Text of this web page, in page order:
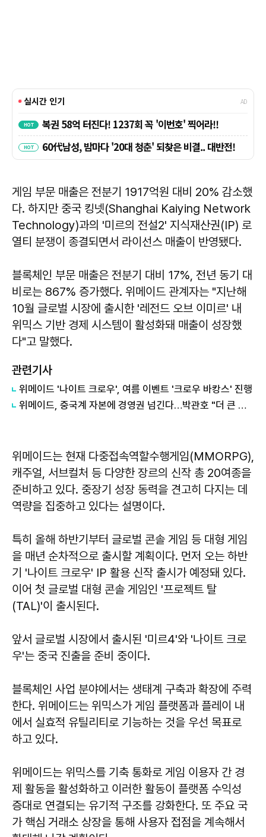
게임 부문 매출은 전분기 1917억원 대비 20% 감소했
다. 하지만 중국 킹넷(Shanghai Kaiying Network
Technology)과의 '미르의 전설2' 지식재산권(IP) 로
열티 분쟁이 종결되면서 라이선스 매출이 반영됐다.
블록체인 부문 매출은 전분기 대비 17%, 전년 동기 대
비로는 867% 증가했다. 위메이드 관계자는 "지난해
10월 글로벌 시장에 출시한 '레전드 오브 이미르' 내
위믹스 기반 경제 시스템이 활성화돼 매출이 성장했
다"고 말했다.
관련기사
위메이드 '나이트 크로우', 여름 이벤트 '크로우 바캉스' 진행
위메이드, 중국계 자본에 경영권 넘긴다…박관호 "더 큰 시장으로 나아갈 때"
위메이드는 현재 다중접속역할수행게임(MMORPG),
캐주얼, 서브컬처 등 다양한 장르의 신작 총 20여종을
준비하고 있다. 중장기 성장 동력을 견고히 다지는 데
역량을 집중하고 있다는 설명이다.
특히 올해 하반기부터 글로벌 콘솔 게임 등 대형 게임
을 매년 순차적으로 출시할 계획이다. 먼저 오는 하반
기 '나이트 크로우' IP 활용 신작 출시가 예정돼 있다.
이어 첫 글로벌 대형 콘솔 게임인 '프로젝트 탈
(TAL)'이 출시된다.
앞서 글로벌 시장에서 출시된 '미르4'와 '나이트 크로
우'는 중국 진출을 준비 중이다.
블록체인 사업 분야에서는 생태계 구축과 확장에 주력
한다. 위메이드는 위믹스가 게임 플랫폼과 플레이 내
에서 실효적 유틸리티로 기능하는 것을 우선 목표로
하고 있다.
위메이드는 위믹스를 기축 통화로 게임 이용자 간 경
제 활동을 활성화하고 이러한 활동이 플랫폼 수익성
증대로 연결되는 유기적 구조를 강화한다. 또 주요 국
가 핵심 거래소 상장을 통해 사용자 접점을 계속해서